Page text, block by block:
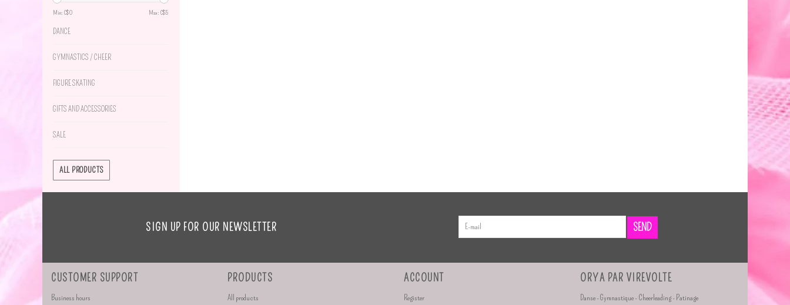
Min: C$0 Max: C$5
DANCE
GYMNASTICS / CHEER
FIGURE SKATING
GIFTS AND ACCESSORIES
SALE
ALL PRODUCTS
SIGN UP FOR OUR NEWSLETTER SEND
CUSTOMER SUPPORT
Business hours
PRODUCTS
All products
ACCOUNT
Register
ORYA PAR VIREVOLTE
Danse - Gymnastique - Cheerleading - Patinage